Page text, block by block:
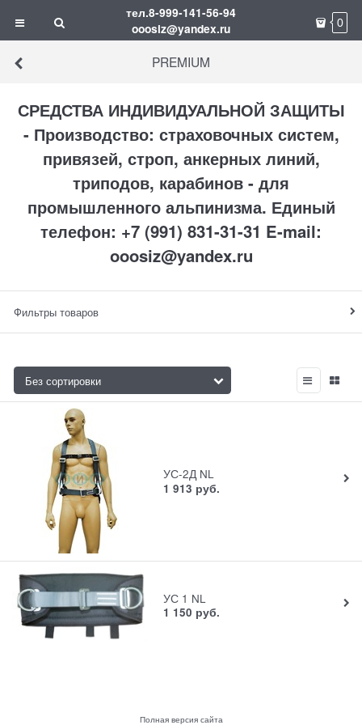
тел.8-999-141-56-94
ooosiz@yandex.ru
0
PREMIUM
СРЕДСТВА ИНДИВИДУАЛЬНОЙ ЗАЩИТЫ
- Производство: страховочных систем,
привязей, строп, анкерных линий,
триподов, карабинов - для
промышленного альпинизма. Единый
телефон: +7 (991) 831-31-31 E-mail:
ooosiz@yandex.ru
Фильтры товаров
УС-2Д NL
1 913 руб.
УС 1 NL
1 150 руб.
Полная версия сайта